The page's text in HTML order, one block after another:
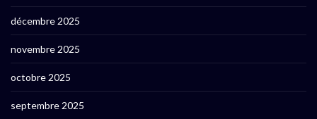
décembre 2025
novembre 2025
octobre 2025
septembre 2025